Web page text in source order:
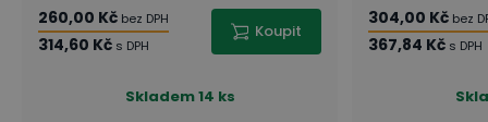
260,00 Kč bez DPH
314,60 Kč s DPH
Koupit
Skladem14 ks
304,00 Kč bez
367,84 Kč s DPH